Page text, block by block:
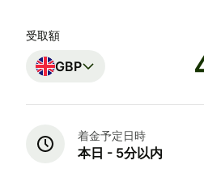
受取額
GBP
着金予定日時
本日 - 5分以内